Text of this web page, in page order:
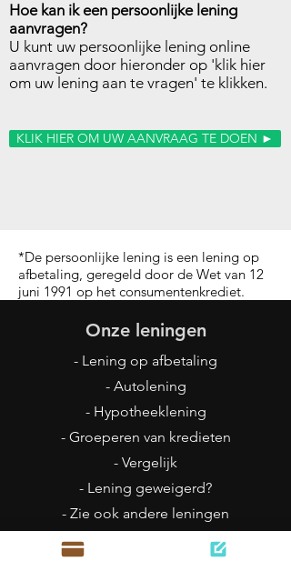
Hoe kan ik een persoonlijke lening
aanvragen?
U kunt uw persoonlijke lening online
aanvragen door hieronder op 'klik hier
om uw lening aan te vragen' te klikken.
KLIK HIER OM UW AANVRAAG TE DOEN ►
*De persoonlijke lening is een lening op
afbetaling, geregeld door de Wet van 12
juni 1991 op het consumentenkrediet.
Onze leningen
- Lening op afbetaling
- Autolening
- Hypotheeklening
- Groeperen van kredieten
- Vergelijk
- Lening geweigerd?
- Zie ook andere leningen